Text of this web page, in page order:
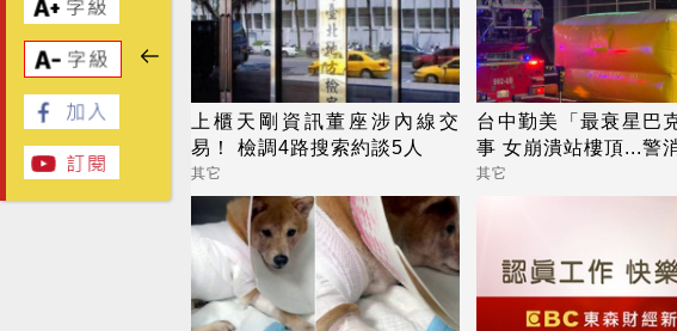
上櫃天剛資訊董座涉內線交
易！ 檢調4路搜索約談5人
其它
台中勤美「最衰星巴
事 女崩潰站樓頂...警
其它